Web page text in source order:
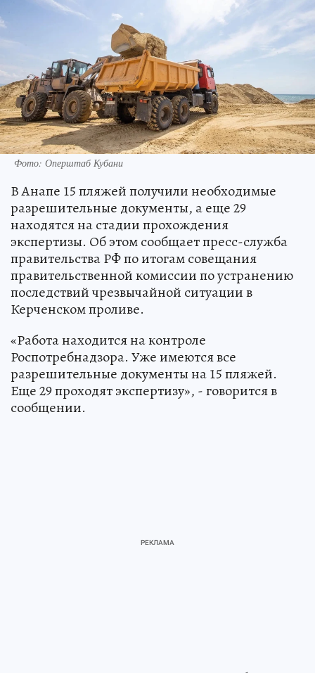
Фото: Оперштаб Кубани
В Анапе 15 пляжей получили необходимые
разрешительные документы, а еще 29
находятся на стадии прохождения
экспертизы. Об этом сообщает пресс-служба
правительства РФ по итогам совещания
правительственной комиссии по устранению
последствий чрезвычайной ситуации в
Керченском проливе.
«Работа находится на контроле
Роспотребнадзора. Уже имеются все
разрешительные документы на 15 пляжей.
Еще 29 проходят экспертизу», - говорится в
сообщении.